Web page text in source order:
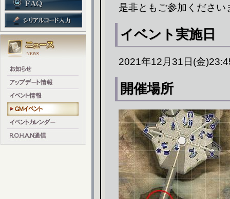
是非ともご参加ください
イベント実施日
2021年12月31日(金
開催場所